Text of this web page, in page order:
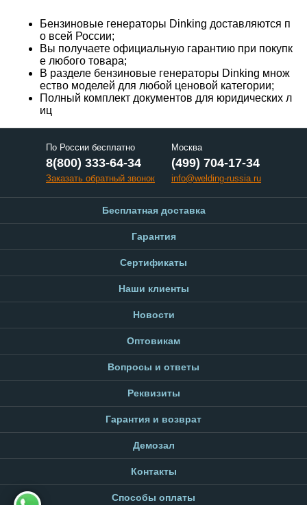
Бензиновые генераторы Dinking доставляются п
о всей России;
Вы получаете официальную гарантию при покупк
е любого товара;
В разделе бензиновые генераторы Dinking множ
ество моделей для любой ценовой категории;
Полный комплект документов для юридических л
иц
По России бесплатно
8(800) 333-64-34
Заказать обратный звонок
Москва
(499) 704-17-34
info@welding-russia.ru
Бесплатная доставка
Гарантия
Сертификаты
Наши клиенты
Новости
Оптовикам
Вопросы и ответы
Реквизиты
Гарантия и возврат
Демозал
Контакты
Способы оплаты